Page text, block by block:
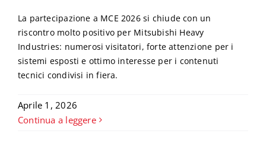
La partecipazione a MCE 2026 si chiude con un
riscontro molto positivo per Mitsubishi Heavy
Industries: numerosi visitatori, forte attenzione per i
sistemi esposti e ottimo interesse per i contenuti
tecnici condivisi in fiera.
Aprile 1, 2026
Continua a leggere